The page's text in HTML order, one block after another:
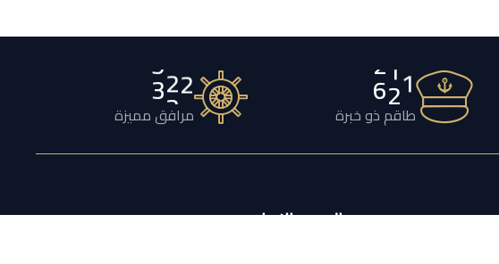
1
2
0
طاقم ذو خبرة
2
3
1
مرافق مميزة
النشرة الإخبارية